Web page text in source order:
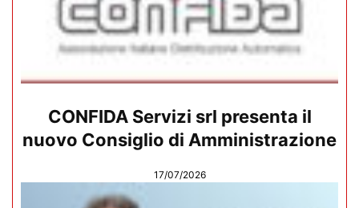
CONFIDA Servizi srl presenta il
nuovo Consiglio di Amministrazione
17/07/2026